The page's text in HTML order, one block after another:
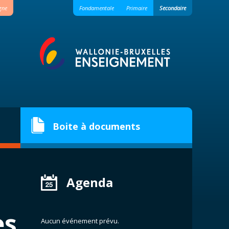
Fondamentale Primaire Secondaire
Boite à documents
documents les plus récents sont mis en avant.
Bienvenue à l'ARK ! Qui fait quoi et où ?
Agenda
Aucun événement prévu.